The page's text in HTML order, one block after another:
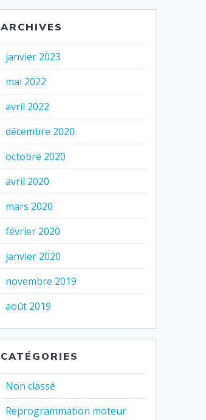
ARCHIVES
janvier 2023
mai 2022
avril 2022
décembre 2020
octobre 2020
avril 2020
mars 2020
février 2020
janvier 2020
novembre 2019
août 2019
CATÉGORIES
Non classé
Reprogrammation moteur